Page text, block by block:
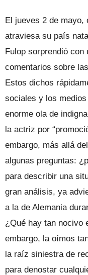
El jueves 2 de mayo,
atraviesa su país
Fulop sorprendió con
comentarios sobre
Estos dichos
sociales y los
enorme ola de
la actriz por
embargo, más allá
algunas preguntas:
para describir una
gran análisis, ya
a la de Alemania
¿Qué hay tan nocivo
embargo, la oímos
la raíz siniestra de
para denostar